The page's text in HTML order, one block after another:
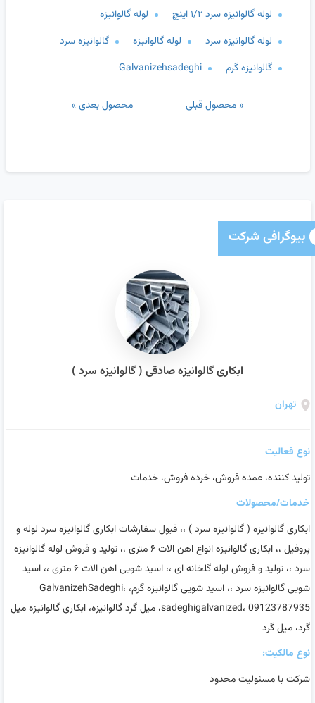
لوله گالوانیزه سرد ۱/۲ اینچ
لوله گالوانیزه
لوله گالوانیزه سرد
لوله گالوانیزه
گالوانیزه سرد
گالوانیزه گرم
Galvanizehsadeghi
« محصول قبلی محصول بعدی »
بیوگرافی شرکت
ابکاری گالوانیزه صادقی ( گالوانیزه سرد )
تهران
نوع فعالیت
تولید کننده، عمده فروش، خرده فروش، خدمات
خدمات/محصولات
ابکاری گالوانیزه ( گالوانیزه سرد ) ،، قبول سفارشات ابکاری گالوانیزه سرد لوله و
پروفیل ،، ابکاری گالوانیزه انواع اهن الات‌ ۶ متری ،، تولید و فروش لوله گالوانیزه
سرد ،، تولید و فروش لوله گلخانه ای ،، اسید شویی اهن الات ۶ متری ،، اسید
شویی گالوانیزه سرد ،، اسید شویی گالوانیزه گرم، GalvanizehSadeghi،
sadeghigalvanized، 09123787935، میل گرد گالوانیزه، ابکاری گالوانیزه میل
گرد، میل گرد
نوع مالکیت:
شرکت با مسئولیت محدود